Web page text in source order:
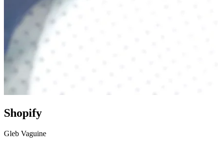
Shopify
Gleb Vaguine